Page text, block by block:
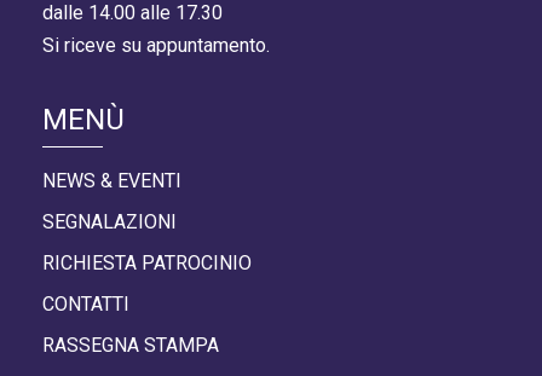
dalle 14.00 alle 17.30
Si riceve su appuntamento.
MENÙ
NEWS & EVENTI
SEGNALAZIONI
RICHIESTA PATROCINIO
CONTATTI
RASSEGNA STAMPA